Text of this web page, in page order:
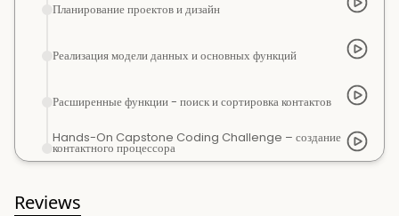
Планирование проектов и дизайн
Реализация модели данных и основных функций
Расширенные функции - поиск и сортировка контактов
Hands-On Capstone Coding Challenge – создание
контактного процессора
Reviews